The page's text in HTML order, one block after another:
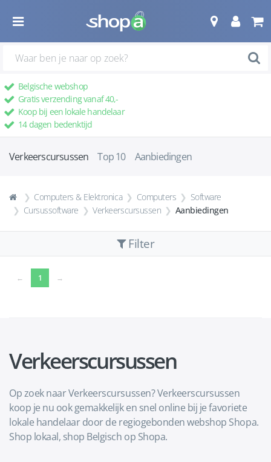
Belgische webshop
Gratis verzending vanaf 40,-
Koop bij een lokale handelaar
14 dagen bedenktijd
Verkeerscursussen Top 10 Aanbiedingen
Computers & Elektronica Computers
Software
Cursussoftware
Verkeerscursussen Aanbiedingen
Filter
← 1 (current)
→
Verkeerscursussen
Op zoek naar Verkeerscursussen? Verkeerscursussen
koop je nu ook gemakkelijk en snel online bij je favoriete
lokale handelaar door de regiogebonden webshop Shopa.
Shop lokaal, shop Belgisch op Shopa.